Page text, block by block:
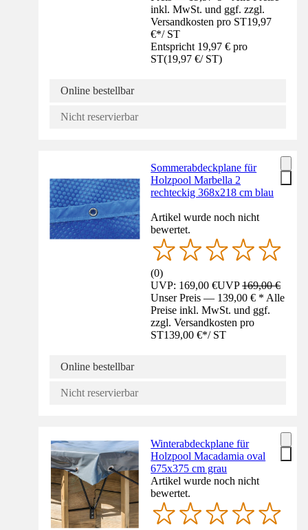
inkl. MwSt. und ggf. zzgl.
Versandkosten pro ST19,97
€*/ ST
Entspricht 19,97 € pro
ST(19,97 €/ ST)
Online bestellbar
Nicht reservierbar
Sommerabdeckplane für
Holzpool Marbella 2
rechteckig 368x218 cm blau
Artikel wurde noch nicht
bewertet.
(0)
UVP: 169,00 €UVP169,00 €
Unser Preis — 139,00 € * Alle
Preise inkl. MwSt. und ggf.
zzgl. Versandkosten pro
ST139,00 €*/ ST
Online bestellbar
Nicht reservierbar
Winterabdeckplane für
Holzpool Macadamia oval
675x375 cm grau
Artikel wurde noch nicht
bewertet.